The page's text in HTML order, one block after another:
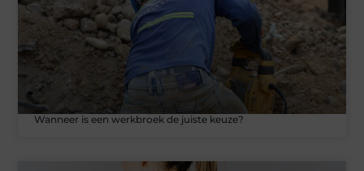
Wanneer is een werkbroek de juiste keuze?